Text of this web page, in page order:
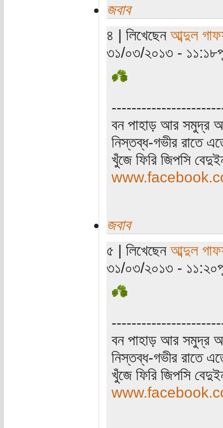
জবাব
৪ | লিখেছেন আব্দুল
৩১/০৩/২০১৩ -
বন পাহাড় আর সমুদ্র
নিস্তব্ধ-গভীর রাতে
খুঁজে ফিরি জিপসি
জবাব
৫ | লিখেছেন আব্দুল
৩১/০৩/২০১৩ -
বন পাহাড় আর সমুদ্র
নিস্তব্ধ-গভীর রাতে
খুঁজে ফিরি জিপসি